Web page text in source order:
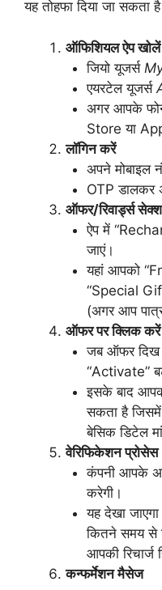
यह तोहफा दिया जा सकता
ऑफिशियल ऐप खोलें
जियो यूजर्स
एयरटेल यूजर्स
अगर आपके
Store या
लॉगिन करें
अपने मोबाइल
OTP डालकर
ऑफर/रिवार्ड्स
ऐप में
जाएं।
यहां आपको
“Special
(अगर आप
ऑफर पर क्लिक करें
जब ऑफर दिख
“Activate”
इसके बाद
सकता है
बेसिक डिटेल
वेरिफिकेशन प्रोसेस
कंपनी आपके
करेगी।
यह देखा
कितने समय से
आपकी रिचार्ज
कन्फर्मेशन मैसेज